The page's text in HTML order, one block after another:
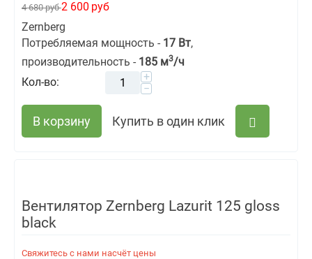
4 680 руб2 600 руб
Zernberg
Потребляемая мощность - 17 Вт,
производительность - 185 м3/ч
Кол-во:
+
−
В корзину Купить в один клик
Вентилятор Zernberg Lazurit 125 gloss
black
Свяжитесь с нами насчёт цены